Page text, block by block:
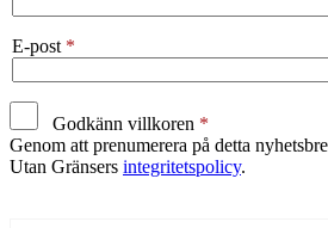
E-post
Godkänn villkoren
Genom att prenumerera på detta
Utan Gränsers integritetspolicy.